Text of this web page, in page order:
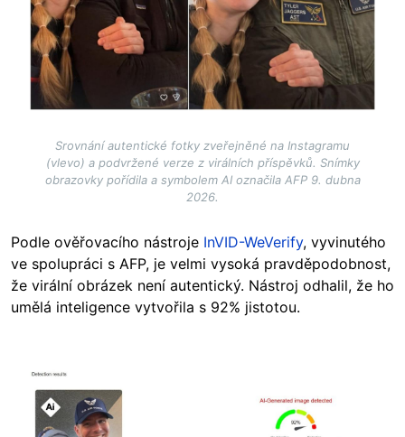
Srovnání autentické fotky zveřejněné na Instagramu
(vlevo) a podvržené verze z virálních příspěvků. Snímky
obrazovky pořídila a symbolem AI označila AFP 9. dubna
2026.
Podle ověřovacího nástroje InVID-WeVerify, vyvinutého
ve spolupráci s AFP, je velmi vysoká pravděpodobnost,
že virální obrázek není autentický. Nástroj odhalil, že ho
umělá inteligence vytvořila s 92% jistotou.
Image